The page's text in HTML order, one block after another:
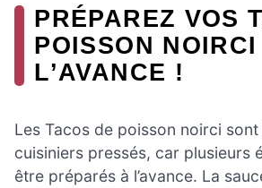
PRÉPAREZ VOS
POISSON
L’AVANCE !
Les Tacos de poisson noirci
cuisiniers pressés, car plusieurs
être préparés à l’avance. La